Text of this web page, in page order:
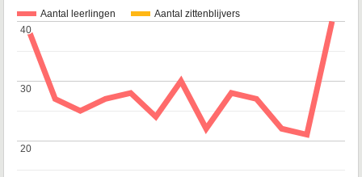
Aantal leerlingen Aantal zittenblijvers
20
20
30
30
40
40